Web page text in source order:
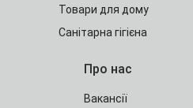
Товари для дому
Санітарна гігієна
Про нас
Вакансії